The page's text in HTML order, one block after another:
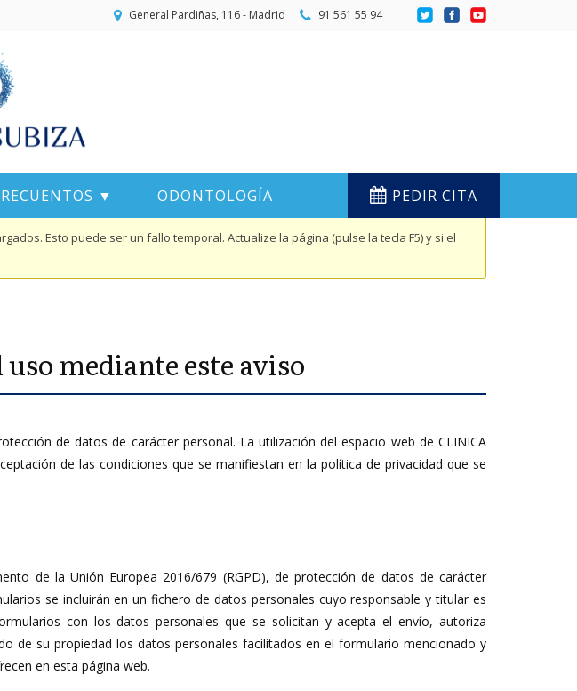
General Pardiñas, 116 - Madrid 91 561 55 94
RECUENTOS ▼ ODONTOLOGÍA PEDIR CITA
Esto puede ser un fallo temporal. Actualize la página (pulse la tecla F5) y si el
mediante este aviso
de datos de carácter personal. La utilización del espacio web de CLINICA
de las condiciones que se manifiestan en la política de privacidad que se
de la Unión Europea 2016/679 (RGPD), de protección de datos de carácter
se incluirán en un fichero de datos personales cuyo responsable y titular es
con los datos personales que se solicitan y acepta el envío, autoriza
de su propiedad los datos personales facilitados en el formulario mencionado y
en esta página web.